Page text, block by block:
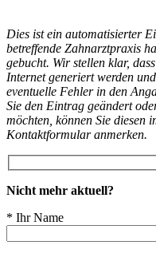
Dies ist ein automatisierter
betreffende Zahnarztpraxis
gebucht. Wir stellen klar,
Internet generiert werden
eventuelle Fehler in den
Sie den Eintrag geändert
möchten, können Sie diesen
Kontaktformular anmerken.
Nicht mehr aktuell?
* Ihr Name